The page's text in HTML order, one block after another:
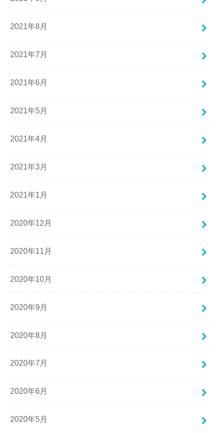
2021年8月
2021年7月
2021年6月
2021年5月
2021年4月
2021年3月
2021年1月
2020年12月
2020年11月
2020年10月
2020年9月
2020年8月
2020年7月
2020年6月
2020年5月